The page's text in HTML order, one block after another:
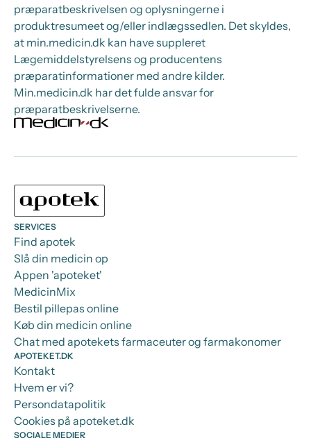
præparatbeskrivelsen og oplysningerne i
produktresumeet og/eller indlægssedlen. Det skyldes,
at min.medicin.dk kan have suppleret
Lægemiddelstyrelsens og producentens
præparatinformationer med andre kilder.
Min.medicin.dk har det fulde ansvar for
præparatbeskrivelserne.
SERVICES
Find apotek
Slå din medicin op
Appen 'apoteket'
MedicinMix
Bestil pillepas online
Køb din medicin online
Chat med apotekets farmaceuter og farmakonomer
APOTEKET.DK
Kontakt
Hvem er vi?
Persondatapolitik
Cookies på apoteket.dk
SOCIALE MEDIER